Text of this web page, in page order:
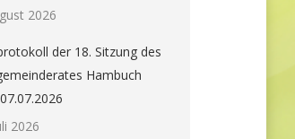
2026
der 18. Sitzung des
Hambuch
2026